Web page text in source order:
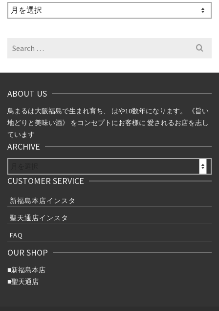
ア
ー
ブ
Search
ABOUT US
鳥まるは大阪福島で生まれ育ち、 はや10数年になります。 《旨い
地どりと美味い酒》 をコンセプトにお客様に 愛されるお店を志し
ています
ARCHIVE
CUSTOMER SERVICE
新福島本店インスタ
聖天通店インスタ
FAQ
OUR SHOP
■新福島本店
■聖天通店